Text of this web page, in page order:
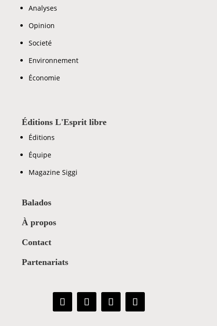
Analyses
Opinion
Societé
Environnement
Économie
Éditions L'Esprit libre
Éditions
Équipe
Magazine Siggi
Balados
À propos
Contact
Partenariats